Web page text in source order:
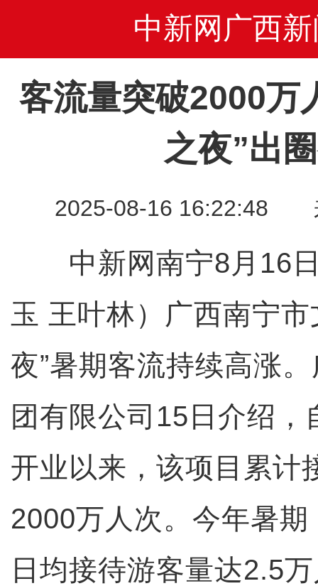
中新网广西新
客流量突破2000万
之夜”出
2025-08-16 16:22:48
中新网南宁8月16日
玉 王叶林）广西南宁
夜”暑期客流持续高涨
团有限公司15日介绍
开业以来，该项目累计
2000万人次。今年暑期
日均接待游客量达2.5